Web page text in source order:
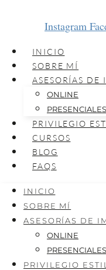
Instagram
INICIO
SOBRE MÍ
ASESORÍAS DE
ONLINE
PRESENCIALES
PRIVILEGIO
CURSOS
BLOG
FAQS
INICIO
SOBRE MÍ
ASESORÍAS DE
ONLINE
PRESENCIALES
PRIVILEGIO